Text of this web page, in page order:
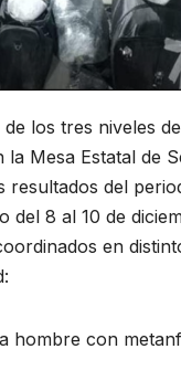
de los tres niveles
la Mesa Estatal de
resultados del
del 8 al 10 de
en
hombre con